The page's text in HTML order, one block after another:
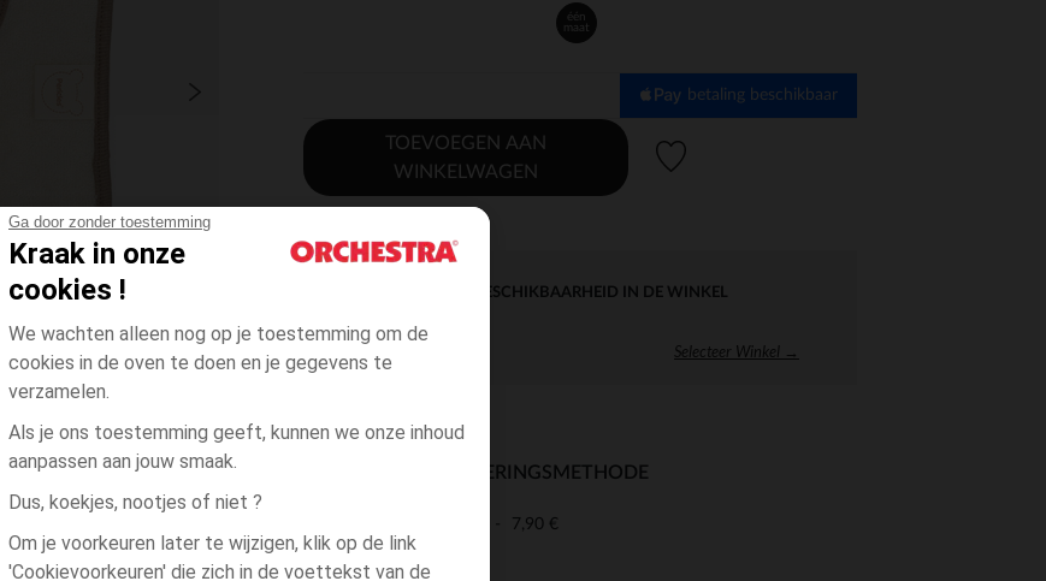
Ga door zonder toestemming
Kraak in onze
cookies !
We wachten alleen nog op je toestemming om de
cookies in de oven te doen en je gegevens te
verzamelen.
Als je ons toestemming geeft, kunnen we onze inhoud
aanpassen aan jouw smaak.
Dus, koekjes, nootjes of niet ?
Om je voorkeuren later te wijzigen, klik op de link
'Cookievoorkeuren' die zich in de voettekst van de
één
maat
betaling beschikbaar
TOEVOEGEN AAN
WINKELWAGEN
DIRECTE BESCHIKBAARHEID IN DE WINKEL
Selecteer Winkel →
BESCHIKBAARE LEVERINGSMETHODE
7,90 €
2 tot 4 dagen